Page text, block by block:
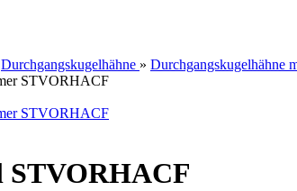
Durchgangskugelhähne » Durchgangskugelhähne
STVORHACF